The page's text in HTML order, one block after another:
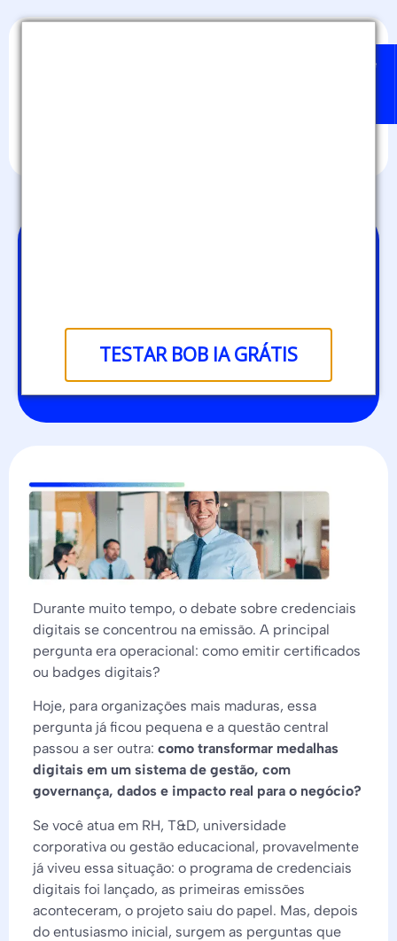
TESTAR BOB IA GRÁTIS
Sobre
governança de
dados
Durante muito tempo, o debate sobre credenciais
digitais se concentrou na emissão. A principal
pergunta era operacional: como emitir certificados
ou badges digitais?
Hoje, para organizações mais maduras, essa
pergunta já ficou pequena e a questão central
passou a ser outra: como transformar medalhas
digitais em um sistema de gestão, com
governança, dados e impacto real para o negócio?
Se você atua em RH, T&D, universidade
corporativa ou gestão educacional, provavelmente
já viveu essa situação: o programa de credenciais
digitais foi lançado, as primeiras emissões
aconteceram, o projeto saiu do papel. Mas, depois
do entusiasmo inicial, surgem as perguntas que